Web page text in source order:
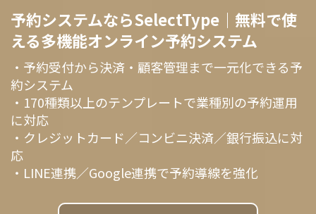
予約システムならSelectType｜無料で使
える多機能オンライン予約システム
・予約受付から決済・顧客管理まで一元化できる予
約システム
・170種類以上のテンプレートで業種別の予約運用
に対応
・クレジットカード／コンビニ決済／銀行振込に対
応
・LINE連携／Google連携で予約導線を強化